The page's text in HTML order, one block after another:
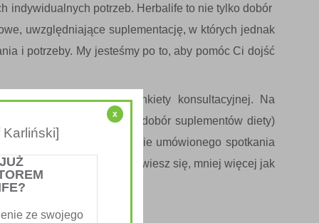
indywidualnych potrzeb. Herbalife to nie tylko dobór
, uwzględniające suplementację, w których jednak
i potrzeby. My jesteśmy po to, aby pomóc Ci dojść
jest wypełnienie ankiety konsultacyjnej. Na
Program Kontroli Wagi
(dobór suplementów diety)
z Tobą osobiście w trakcie umówionego spotkania
do kuracji oraz dowiesz się, mniej więcej jak
x
ze swojego